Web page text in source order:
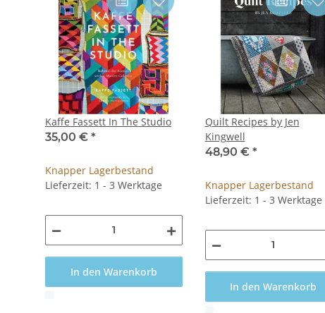
Kaffe Fassett In The Studio
35,00 € *
Knapper Lagerbestand
Lieferzeit: 1 - 3 Werktage
In den Warenkorb
Quilt Recipes by Jen
Kingwell
48,90 € *
Knapper Lagerbestand
Lieferzeit: 1 - 3 Werktage
In den Warenkorb